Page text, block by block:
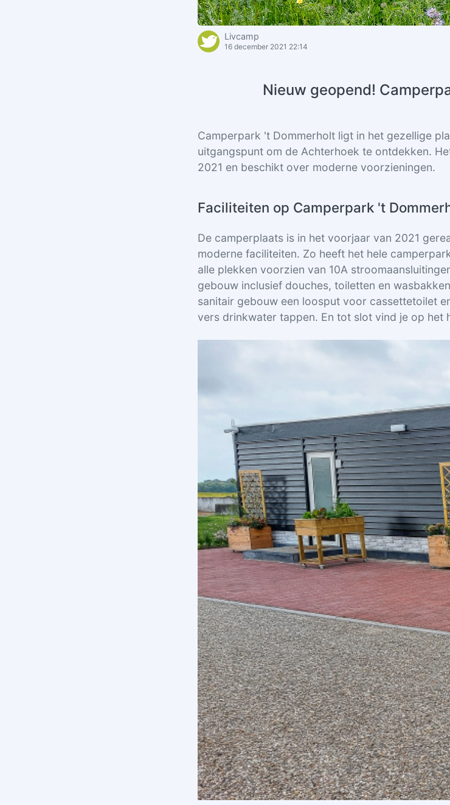
Livcamp
16 december 2021 22:14
Nieuw geopend!
Camperpark 't Dommerholt ligt in het gezellige
uitgangspunt om de Achterhoek te ontdekken.
2021 en beschikt over moderne voorzieningen.
Faciliteiten op Camperpark 't
De camperplaats is in het voorjaar van 2021
moderne faciliteiten. Zo heeft het hele
alle plekken voorzien van 10A
gebouw inclusief douches, toiletten en
sanitair gebouw een loosput voor cassettetoilet
vers drinkwater tappen. En tot slot vind je op het